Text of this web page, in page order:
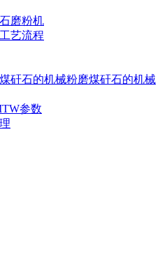
磨粉机
艺流程
矸石的机械粉磨煤矸石的机械
参数